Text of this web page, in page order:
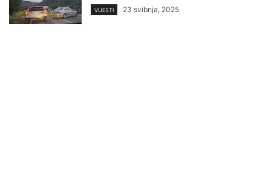
VIJESTI 23 svibnja, 2025